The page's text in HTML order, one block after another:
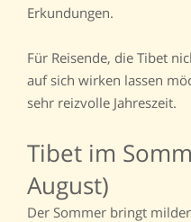
Erkundungen.
Für Reisende, die Tibet
auf sich wirken lassen
sehr reizvolle Jahreszeit.
Tibet im
August)
Der Sommer bringt